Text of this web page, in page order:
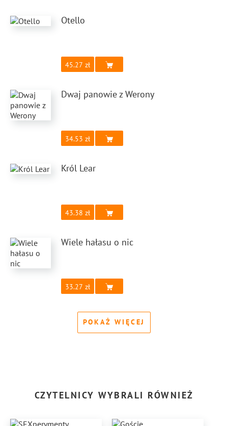
Otello
45.27
Dwaj panowie z Werony
34.53
Król Lear
43.38
Wiele hałasu o nic
33.27
POKAŻ WIĘCEJ
CZYTELNICY WYBRALI RÓWNIEŻ